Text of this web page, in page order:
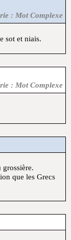
: Mot Complexe
sot et niais.
: Mot Complexe
grossière.
que les Grecs